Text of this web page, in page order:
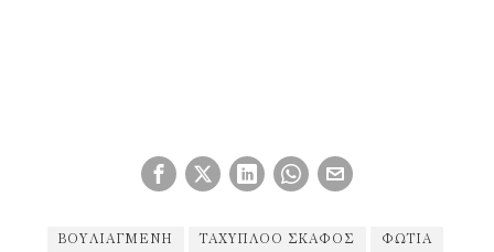
ΒΟΥΛΙΑΓΜΈΝΗ ΤΑΧΎΠΛΟΟ ΣΚΆΦΟΣ ΦΩΤΙΑ